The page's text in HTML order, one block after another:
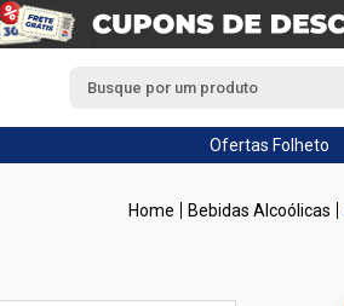
Ofertas Folheto
Bebidas Alcoólicas